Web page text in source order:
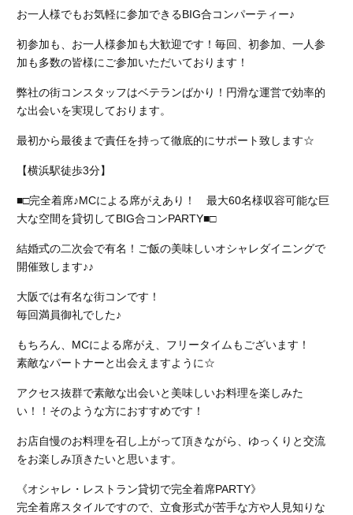
お一人様でもお気軽に参加できるBIG合コンパーティー♪
初参加も、お一人様参加も大歓迎です！毎回、初参加、一人参
加も多数の皆様にご参加いただいております！
弊社の街コンスタッフはベテランばかり！円滑な運営で効率的
な出会いを実現しております。
最初から最後まで責任を持って徹底的にサポート致します☆
【横浜駅徒歩3分】
■□完全着席♪MCによる席がえあり！ 最大60名様収容可能な巨
大な空間を貸切してBIG合コンPARTY■□
結婚式の二次会で有名！ご飯の美味しいオシャレダイニングで
開催致します♪♪
大阪では有名な街コンです！
毎回満員御礼でした♪
もちろん、MCによる席がえ、フリータイムもございます！
素敵なパートナーと出会えますように☆
アクセス抜群で素敵な出会いと美味しいお料理を楽しみた
い！！そのような方におすすめです！
お店自慢のお料理を召し上がって頂きながら、ゆっくりと交流
をお楽しみ頂きたいと思います。
《オシャレ・レストラン貸切で完全着席PARTY》
完全着席スタイルですので、立食形式が苦手な方や人見知りな